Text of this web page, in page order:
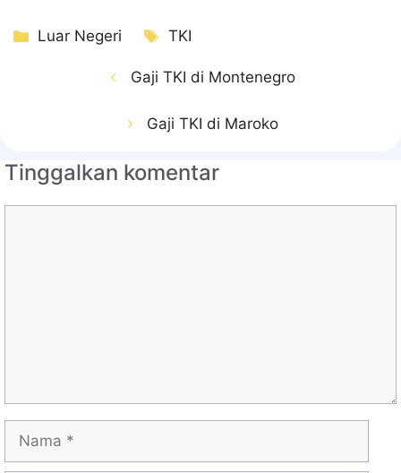
Kategori
Luar Negeri Tag
TKI
Gaji TKI di Montenegro
Gaji TKI di Maroko
Tinggalkan komentar
Nama